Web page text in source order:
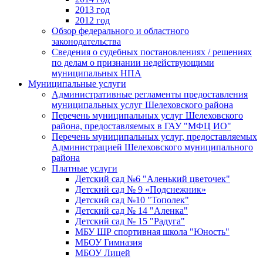
2013 год
2012 год
Обзор федерального и областного
законодательства
Сведения о судебных постановлениях / решениях
по делам о признании недействующими
муниципальных НПА
Муниципальные услуги
Административные регламенты предоставления
муниципальных услуг Шелеховского района
Перечень муниципальных услуг Шелеховского
района, предоставляемых в ГАУ "МФЦ ИО"
Перечень муниципальных услуг, предоставляемых
Администрацией Шелеховского муниципального
района
Платные услуги
Детский сад №6 "Аленький цветочек"
Детский сад № 9 «Подснежник»
Детский сад №10 "Тополек"
Детский сад № 14 "Аленка"
Детский сад № 15 "Радуга"
МБУ ШР спортивная школа "Юность"
МБОУ Гимназия
МБОУ Лицей